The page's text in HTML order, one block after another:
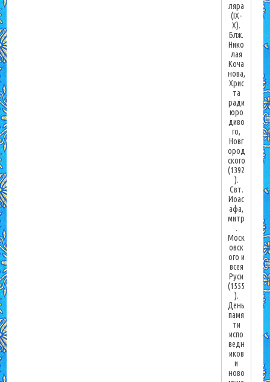
ляра
(IX-
X).
Блж.
Нико
лая
Коча
нова,
Хрис
та
ради
юро
диво
го,
Новг
ород
ского
(1392
).
Свт.
Иоас
афа,
митр
.
Моск
овск
ого и
всея
Руси
(1555
).
День
памя
ти
испо
ведн
иков
и
ново